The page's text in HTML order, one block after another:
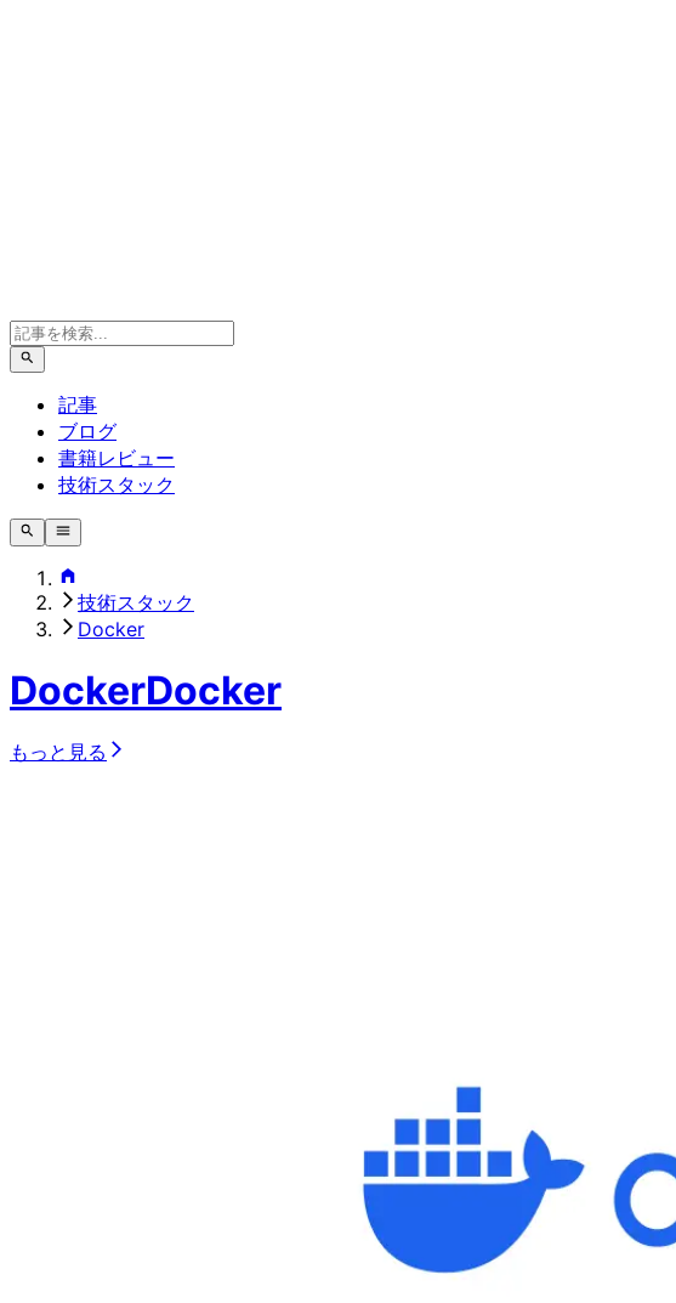
記事
ブログ
書籍レビュー
技術スタック
技術スタック
Docker
DockerDocker
もっと見る